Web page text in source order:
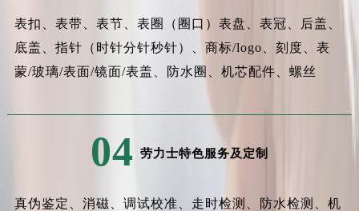
表扣、表带、表节、表圈（圈口）表盘、表冠、后盖、
底盖、指针（时针分针秒针）、商标/logo、刻度、表
蒙/玻璃/表面/镜面/表盖、防水圈、机芯配件、螺丝
04 劳力士特色服务及定制
真伪鉴定、消磁、调试校准、走时检测、防水检测、机